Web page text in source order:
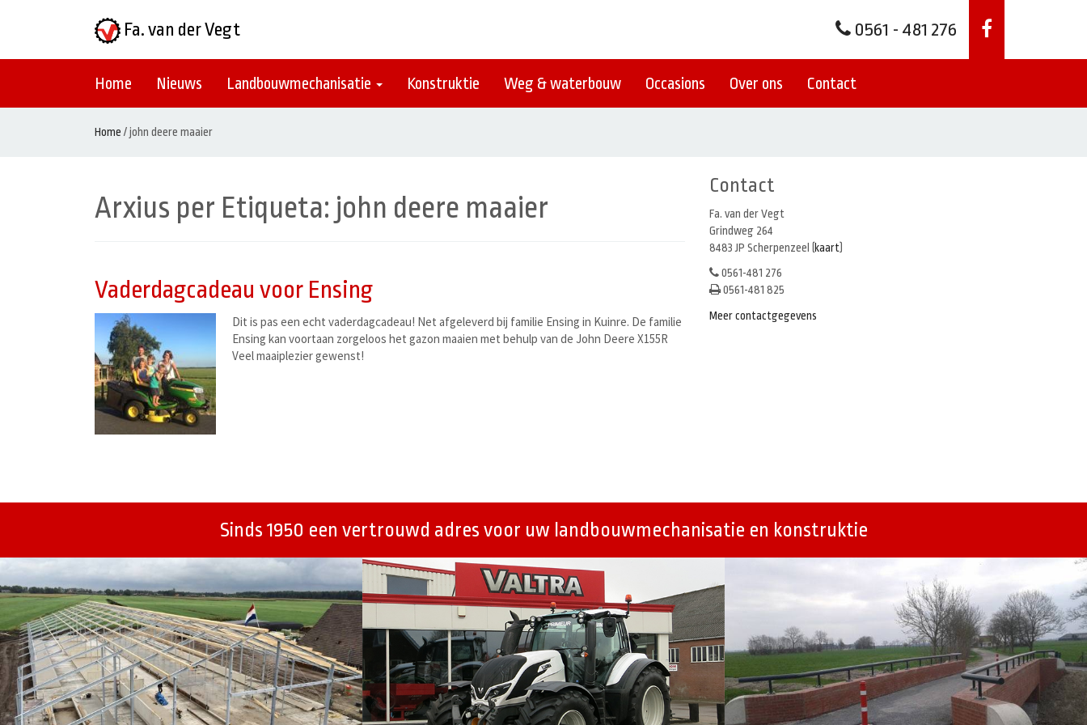
Fa. van der Vegt 0561 - 481 276
Home Nieuws Landbouwmechanisatie Konstruktie Weg & waterbouw Occasions Over ons Contact
Home /john deere maaier
Arxius per Etiqueta: john deere maaier
Vaderdagcadeau voor Ensing
Dit is pas een echt vaderdagcadeau! Net afgeleverd bij familie Ensing in Kuinre. De familie
Ensing kan voortaan zorgeloos het gazon maaien met behulp van de John Deere X155R
Veel maaiplezier gewenst!
Contact
Fa. van der Vegt
Grindweg 264
8483 JP Scherpenzeel (
kaart
0561-481 276
0561-481 825
Meer contactgegevens
Sinds 1950 een vertrouwd adres voor uw landbouwmechanisatie en konstruktie